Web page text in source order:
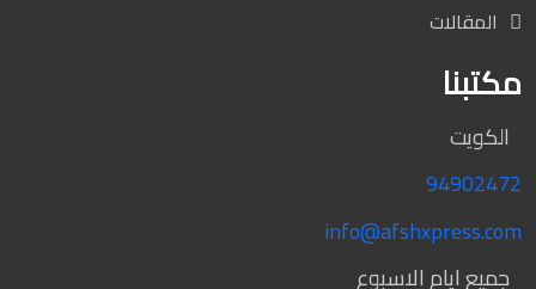
المقالات
مكتبنا
الكويت
94902472
info@afshxpress.com
جميع ايام الاسبوع